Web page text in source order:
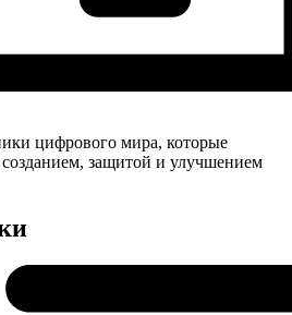
цифрового мира, которые
защитой и улучшением